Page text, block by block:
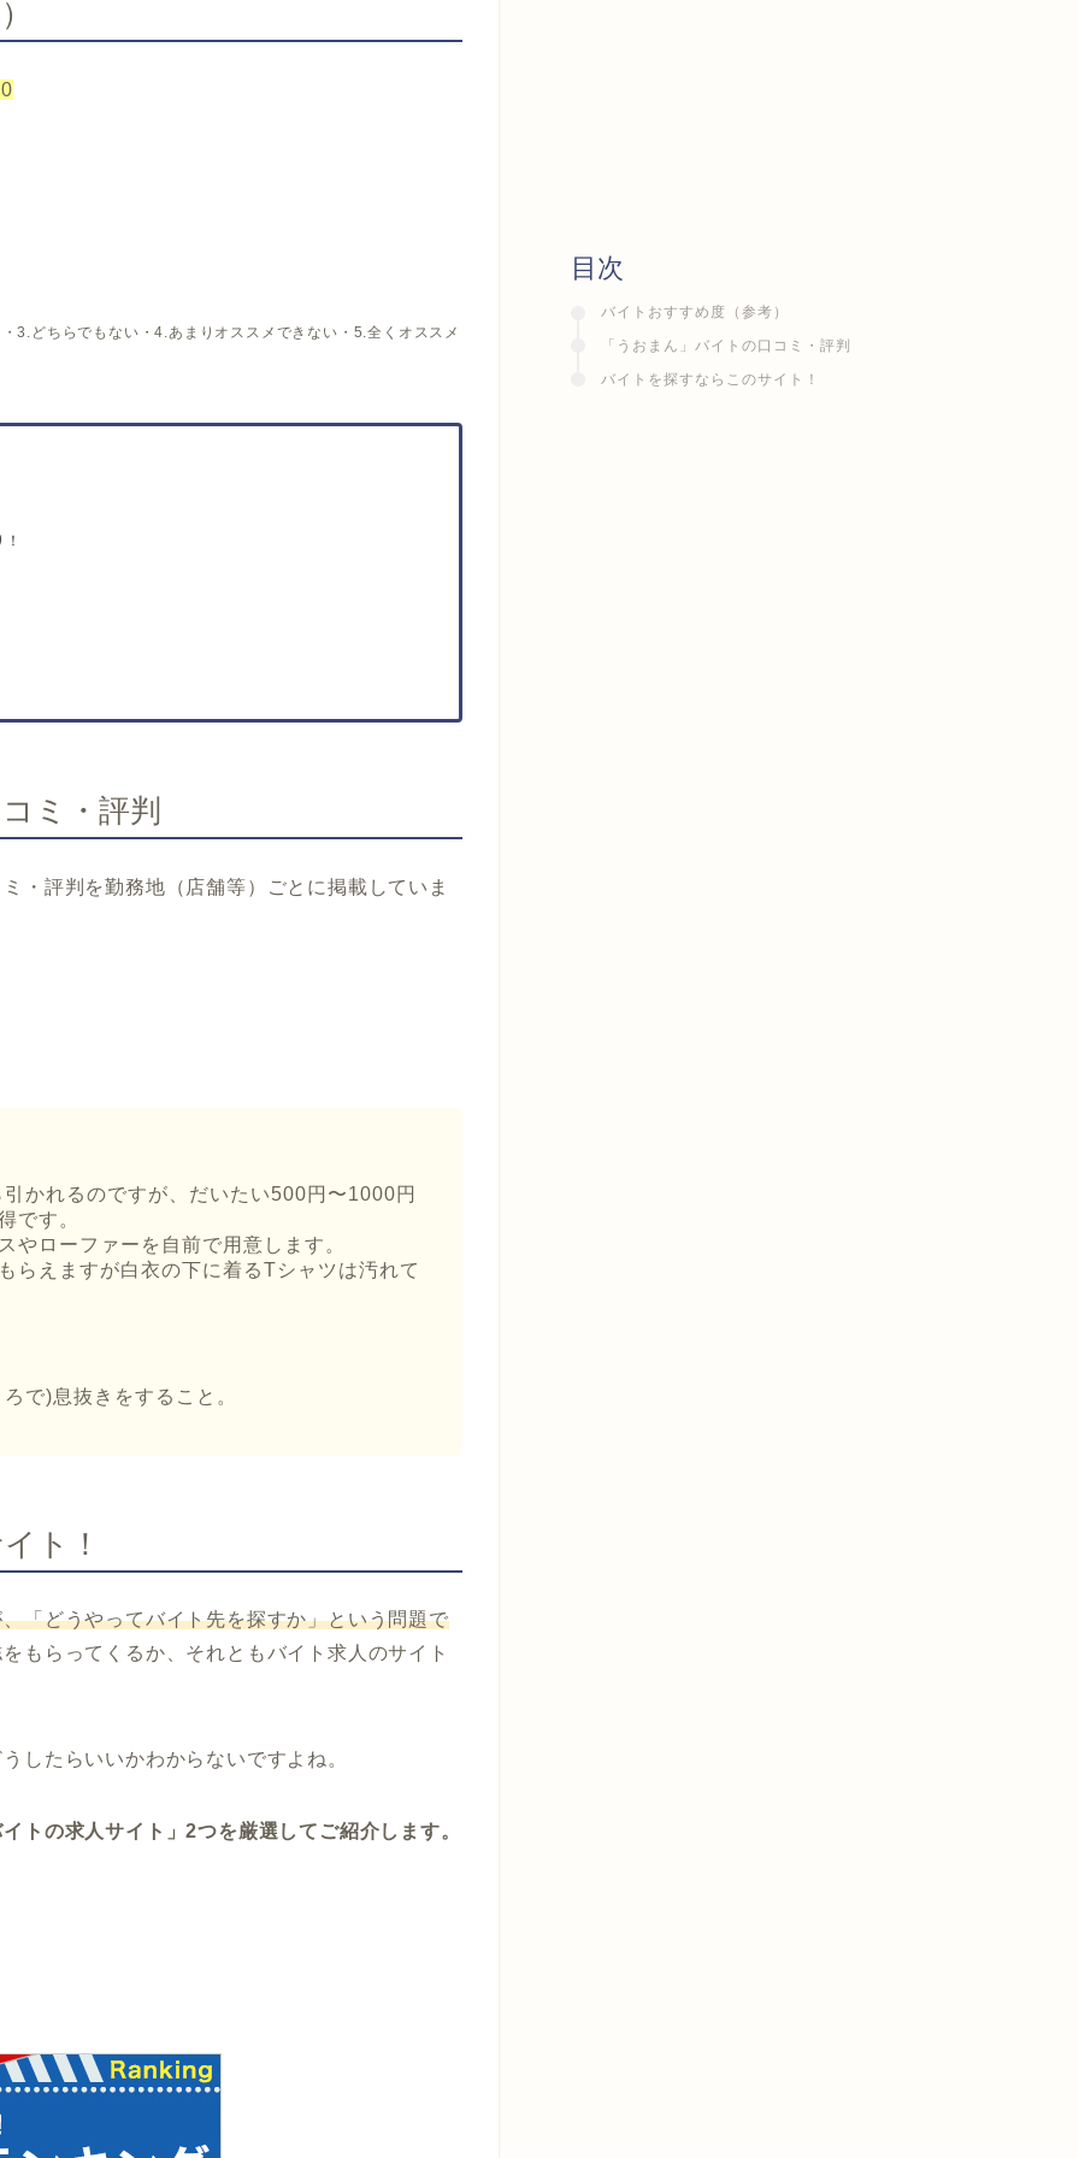
3.どちらでもない・4.あまりオススメできない・5.全くオススメ
ミ・評判
・評判を勤務地（店舗等）ごとに掲載していま
かれるのですが、だいたい500円〜1000円
です。
やローファーを自前で用意します。
らえますが白衣の下に着るTシャツは汚れて
で)息抜きをすること。
ト！
「どうやってバイト先を探すか」という問題で
もらってくるか、それともバイト求人のサイト
したらいいかわからないですよね。
トの求人サイト」2つを厳選してご紹介します。
目次
バイトおすすめ度（参考）
「うおまん」バイトの口コミ・評判
バイトを探すならこのサイト！